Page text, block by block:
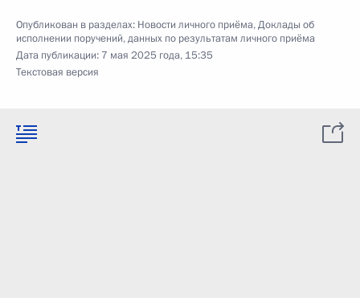
Опубликован в разделах: Новости личного приёма,Доклады об
исполнении поручений, данных по результатам личного приёма
Дата публикации: 7 мая 2025 года, 15:35
Текстовая версия